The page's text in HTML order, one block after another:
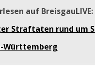
auf BreisgauLIVE:
Straftaten rund um
Württemberg